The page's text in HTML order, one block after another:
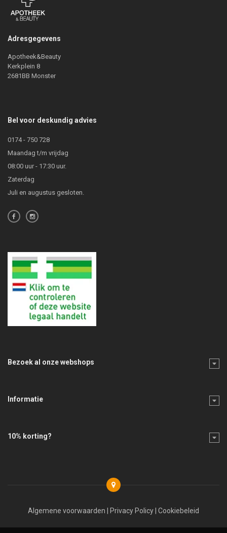
Adresgegevens
Apotheek&Beauty
Kerkplein 8
2681BB Monster
Bel voor deskundig advies
0174 - 750 728
Maandag t/m vrijdag
08:00 uur - 17:30 uur.
Zaterdag
Juli en augustus gesloten.
Bezoek al onze webshops
Informatie
10% korting?
Algemene voorwaarden Privacy Policy Cookiebeleid